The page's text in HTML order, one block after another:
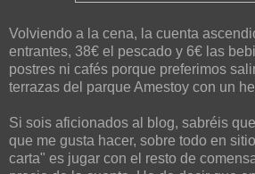
Volviendo a la cena, la cuenta
entrantes, 38€ el pescado y 6€ las
postres ni cafés porque preferimos
terrazas del parque Amestoy con un
Si sois aficionados al blog, sabréis
que me gusta hacer, sobre todo en
carta" es jugar con el resto de